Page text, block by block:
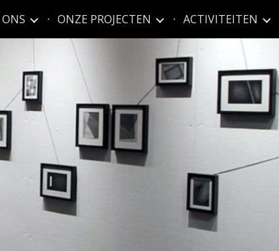
content Skip to navigation
ONZE PROJECTEN ACTIVITEITEN